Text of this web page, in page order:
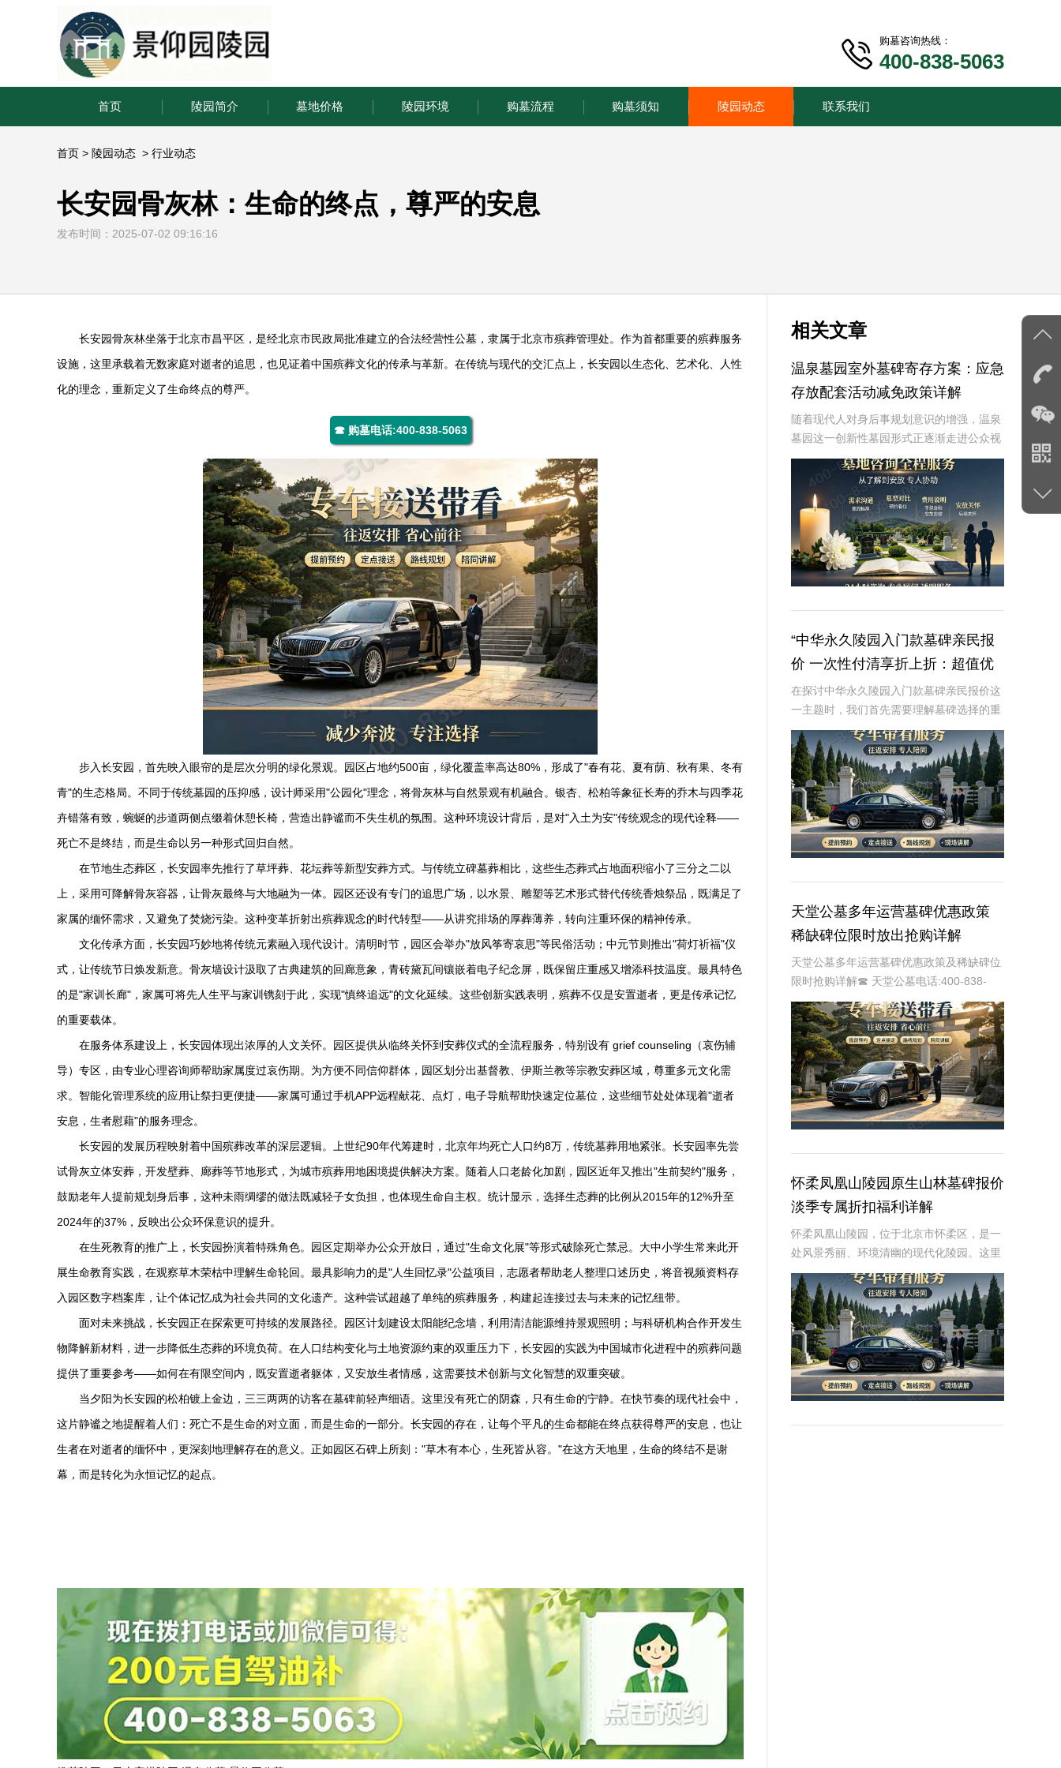
购墓咨询热线：
400-838-5063
首页 陵园简介 墓地价格 陵园环境 购墓流程 购墓须知 陵园动态 联系我们
首页 > 陵园动态 > 行业动态
长安园骨灰林：生命的终点，尊严的安息
发布时间：2025-07-02 09:16:16
长安园骨灰林坐落于北京市昌平区，是经北京市民政局批准建立的合法经营性公墓，隶属于北京市殡葬管理处。作为首都重要的殡葬服务
设施，这里承载着无数家庭对逝者的追思，也见证着中国殡葬文化的传承与革新。在传统与现代的交汇点上，长安园以生态化、艺术化、人性
化的理念，重新定义了生命终点的尊严。
☎ 购墓电话:400-838-5063
步入长安园，首先映入眼帘的是层次分明的绿化景观。园区占地约500亩，绿化覆盖率高达80%，形成了"春有花、夏有荫、秋有果、冬有
青"的生态格局。不同于传统墓园的压抑感，设计师采用"公园化"理念，将骨灰林与自然景观有机融合。银杏、松柏等象征长寿的乔木与四季花
卉错落有致，蜿蜒的步道两侧点缀着休憩长椅，营造出静谧而不失生机的氛围。这种环境设计背后，是对"入土为安"传统观念的现代诠释——
死亡不是终结，而是生命以另一种形式回归自然。
在节地生态葬区，长安园率先推行了草坪葬、花坛葬等新型安葬方式。与传统立碑墓葬相比，这些生态葬式占地面积缩小了三分之二以
上，采用可降解骨灰容器，让骨灰最终与大地融为一体。园区还设有专门的追思广场，以水景、雕塑等艺术形式替代传统香烛祭品，既满足了
家属的缅怀需求，又避免了焚烧污染。这种变革折射出殡葬观念的时代转型——从讲究排场的厚葬薄养，转向注重环保的精神传承。
文化传承方面，长安园巧妙地将传统元素融入现代设计。清明时节，园区会举办"放风筝寄哀思"等民俗活动；中元节则推出"荷灯祈福"仪
式，让传统节日焕发新意。骨灰墙设计汲取了古典建筑的回廊意象，青砖黛瓦间镶嵌着电子纪念屏，既保留庄重感又增添科技温度。最具特色
的是"家训长廊"，家属可将先人生平与家训镌刻于此，实现"慎终追远"的文化延续。这些创新实践表明，殡葬不仅是安置逝者，更是传承记忆
的重要载体。
在服务体系建设上，长安园体现出浓厚的人文关怀。园区提供从临终关怀到安葬仪式的全流程服务，特别设有 grief counseling（哀伤辅
导）专区，由专业心理咨询师帮助家属度过哀伤期。为方便不同信仰群体，园区划分出基督教、伊斯兰教等宗教安葬区域，尊重多元文化需
求。智能化管理系统的应用让祭扫更便捷——家属可通过手机APP远程献花、点灯，电子导航帮助快速定位墓位，这些细节处处体现着"逝者
安息，生者慰藉"的服务理念。
长安园的发展历程映射着中国殡葬改革的深层逻辑。上世纪90年代筹建时，北京年均死亡人口约8万，传统墓葬用地紧张。长安园率先尝
试骨灰立体安葬，开发壁葬、廊葬等节地形式，为城市殡葬用地困境提供解决方案。随着人口老龄化加剧，园区近年又推出"生前契约"服务，
鼓励老年人提前规划身后事，这种未雨绸缪的做法既减轻子女负担，也体现生命自主权。统计显示，选择生态葬的比例从2015年的12%升至
2024年的37%，反映出公众环保意识的提升。
在生死教育的推广上，长安园扮演着特殊角色。园区定期举办公众开放日，通过"生命文化展"等形式破除死亡禁忌。大中小学生常来此开
展生命教育实践，在观察草木荣枯中理解生命轮回。最具影响力的是"人生回忆录"公益项目，志愿者帮助老人整理口述历史，将音视频资料存
入园区数字档案库，让个体记忆成为社会共同的文化遗产。这种尝试超越了单纯的殡葬服务，构建起连接过去与未来的记忆纽带。
面对未来挑战，长安园正在探索更可持续的发展路径。园区计划建设太阳能纪念墙，利用清洁能源维持景观照明；与科研机构合作开发生
物降解新材料，进一步降低生态葬的环境负荷。在人口结构变化与土地资源约束的双重压力下，长安园的实践为中国城市化进程中的殡葬问题
提供了重要参考——如何在有限空间内，既安置逝者躯体，又安放生者情感，这需要技术创新与文化智慧的双重突破。
当夕阳为长安园的松柏镀上金边，三三两两的访客在墓碑前轻声细语。这里没有死亡的阴森，只有生命的宁静。在快节奏的现代社会中，
这片静谧之地提醒着人们：死亡不是生命的对立面，而是生命的一部分。长安园的存在，让每个平凡的生命都能在终点获得尊严的安息，也让
生者在对逝者的缅怀中，更深刻地理解存在的意义。正如园区石碑上所刻："草木有本心，生死皆从容。"在这方天地里，生命的终结不是谢
幕，而是转化为永恒记忆的起点。
相关文章
温泉墓园室外墓碑寄存方案：应急
存放配套活动减免政策详解
随着现代人对身后事规划意识的增强，温泉
墓园这一创新性墓园形式正逐渐走进公众视
野。温泉墓园不仅营造了宁静祥和的环境氛
围，更通过一系列贴心设施，如室外墓碑寄
存区、应急遗体临时存放服务等，为家属提
供极大便利
“中华永久陵园入门款墓碑亲民报
价 一次性付清享折上折：超值优
惠与便捷选择的完美结合”
在探讨中华永久陵园入门款墓碑亲民报价这
一主题时，我们首先需要理解墓碑选择的重
要性及其对逝者与生者的影响。墓碑不仅是
对逝者的纪念，也是对生者情感的寄托。因
此，选择一款既符合预算又具有纪念意义的
墓碑显得尤
天堂公墓多年运营墓碑优惠政策
稀缺碑位限时放出抢购详解
天堂公墓多年运营墓碑优惠政策及稀缺碑位
限时抢购详解☎ 天堂公墓电话:400-838-
5063天堂公墓，作为一家历史悠久的公墓，
多年来一直致力于为家属提供最优质、最便
捷的墓碑选择服务。随着社会的发展和
怀柔凤凰山陵园原生山林墓碑报价
淡季专属折扣福利详解
怀柔凤凰山陵园，位于北京市怀柔区，是一
处风景秀丽、环境清幽的现代化陵园。这里
依山傍水，绿树成荫，为逝者提供了一个宁
静而庄严的安息之地。近年来，随着人们对
逝者安葬方式的不断追求，墓碑作为纪念逝
者、寄托哀